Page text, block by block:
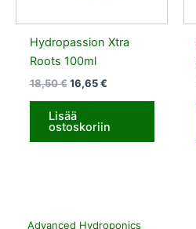
Advanced Hydroponics
Hydropassion Xtra
Roots 100ml
18,50€ 16,65€
Lisää
ostoskoriin